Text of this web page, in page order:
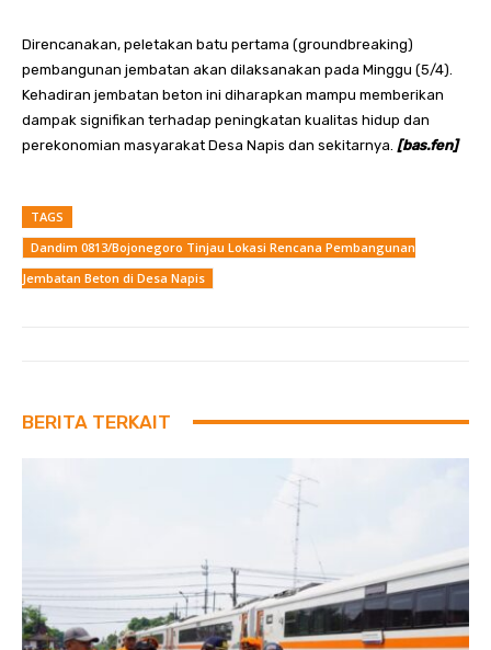
Direncanakan, peletakan batu pertama (groundbreaking)
pembangunan jembatan akan dilaksanakan pada Minggu (5/4).
Kehadiran jembatan beton ini diharapkan mampu memberikan
dampak signifikan terhadap peningkatan kualitas hidup dan
perekonomian masyarakat Desa Napis dan sekitarnya. [bas.fen]
TAGS
Dandim 0813/Bojonegoro Tinjau Lokasi Rencana Pembangunan
Jembatan Beton di Desa Napis
BERITA TERKAIT